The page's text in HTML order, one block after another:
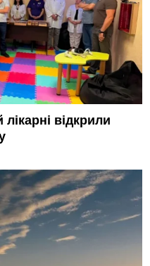
відкрили